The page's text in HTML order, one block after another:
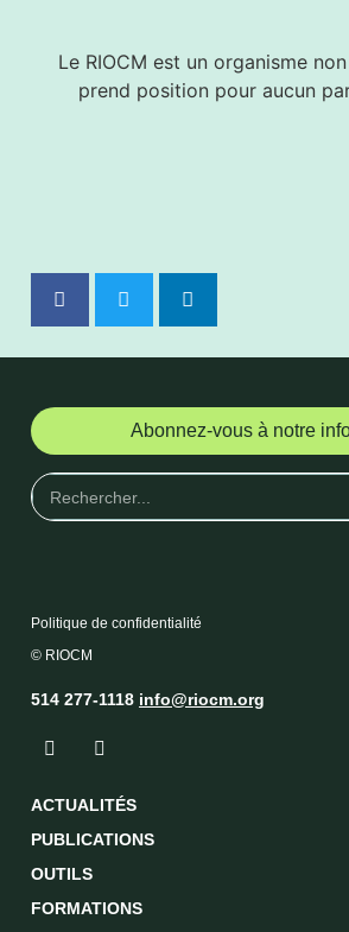
Le RIOCM est un organisme
prend position pour aucun
Abonnez-vous à notre
Politique de confidentialité
© RIOCM
514 277-1118 info@riocm.org
ACTUALITÉS
PUBLICATIONS
OUTILS
FORMATIONS